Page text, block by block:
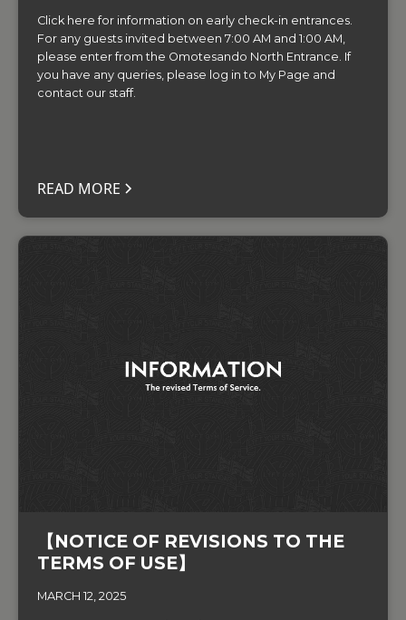
Click here for information on early check-in entrances.
For any guests invited between 7:00 AM and 1:00 AM,
please enter from the Omotesando North Entrance. If
you have any queries, please log in to My Page and
contact our staff.
READ MORE
【NOTICE OF REVISIONS TO THE
TERMS OF USE】
MARCH 12, 2025